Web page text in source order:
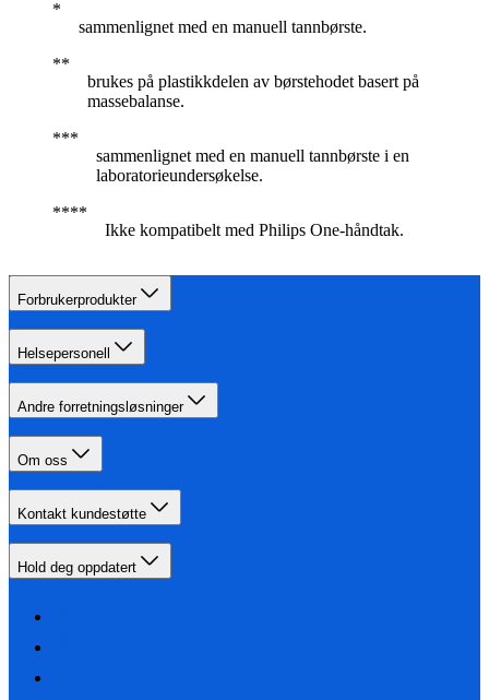
sammenlignet med en manuell tannbørste.
brukes på plastikkdelen av børstehodet basert på
massebalanse.
sammenlignet med en manuell tannbørste i en
laboratorieundersøkelse.
Ikke kompatibelt med Philips One-håndtak.
Forbrukerprodukter
Helsepersonell
Andre forretningsløsninger
Om oss
Kontakt kundestøtte
Hold deg oppdatert